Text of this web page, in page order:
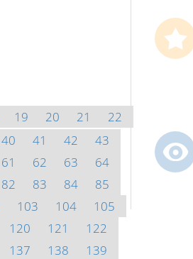
19 20 21
22
40 41 42
43
61 62 63
64
82 83 84
85
103 104
105
120 121
122
137 138
139